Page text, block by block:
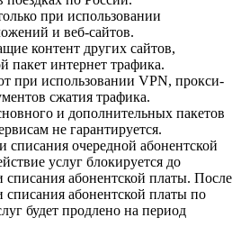
при использовании
и веб-сайтов.
контент других сайтов,
пакет интернет трафика.
при использовании VPN, прокси-
сжатия трафика.
и дополнительных пакетов
не гарантируется.
списания очередной абонентской
услуг блокируется до
списания абонентской платы. После
списания абонентской платы по
будет продлено на период